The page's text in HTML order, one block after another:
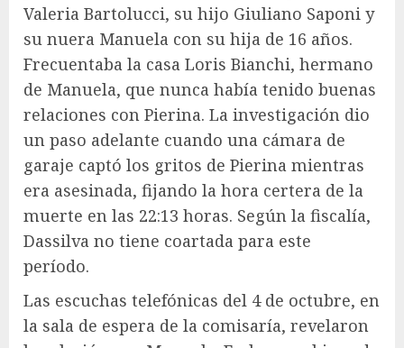
Valeria Bartolucci, su hijo Giuliano Saponi y
su nuera Manuela con su hija de 16 años.
Frecuentaba la casa Loris Bianchi, hermano
de Manuela, que nunca había tenido buenas
relaciones con Pierina. La investigación dio
un paso adelante cuando una cámara de
garaje captó los gritos de Pierina mientras
era asesinada, fijando la hora certera de la
muerte en las 22:13 horas. Según la fiscalía,
Dassilva no tiene coartada para este
período.
Las escuchas telefónicas del 4 de octubre, en
la sala de espera de la comisaría, revelaron